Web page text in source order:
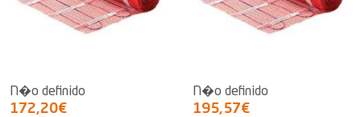
N�o definido
172,20€
N�o definido
195,57€